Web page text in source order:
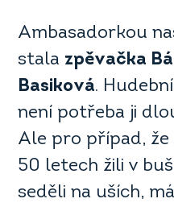
Ambasadorkou
stala zpěvačka
Basiková.
není potřeba ji
Ale pro případ,
50 letech žili v
seděli na uších,